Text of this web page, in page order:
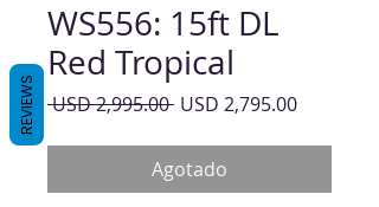
WS556: 15ft DL
Red Tropical
USD 2,995.00 Precio
USD 2,795.00Precio
Agotado
REVIEWS